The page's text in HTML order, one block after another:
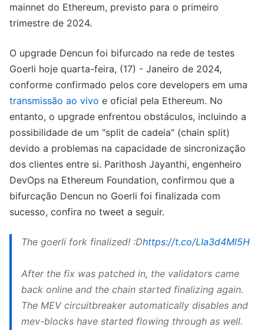
mainnet do Ethereum, previsto para o primeiro
trimestre de 2024.
O upgrade Dencun foi bifurcado na rede de testes
Goerli hoje quarta-feira, (17) - Janeiro de 2024,
conforme confirmado pelos core developers em uma
transmissão ao vivo e oficial pela Ethereum. No
entanto, o upgrade enfrentou obstáculos, incluindo a
possibilidade de um "split de cadeia" (chain split)
devido a problemas na capacidade de sincronização
dos clientes entre si. Parithosh Jayanthi, engenheiro
DevOps na Ethereum Foundation, confirmou que a
bifurcação Dencun no Goerli foi finalizada com
sucesso, confira no tweet a seguir.
The goerli fork finalized! :Dhttps://t.co/LIa3d4Ml5H
After the fix was patched in, the validators came
back online and the chain started finalizing again.
The MEV circuitbreaker automatically disables and
mev-blocks have started flowing through as well.